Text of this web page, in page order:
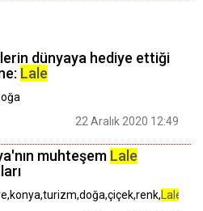
dünyaya hediye ettiği
Lale
22 Aralık 2020 12:49
muhteşem Lale
Lale